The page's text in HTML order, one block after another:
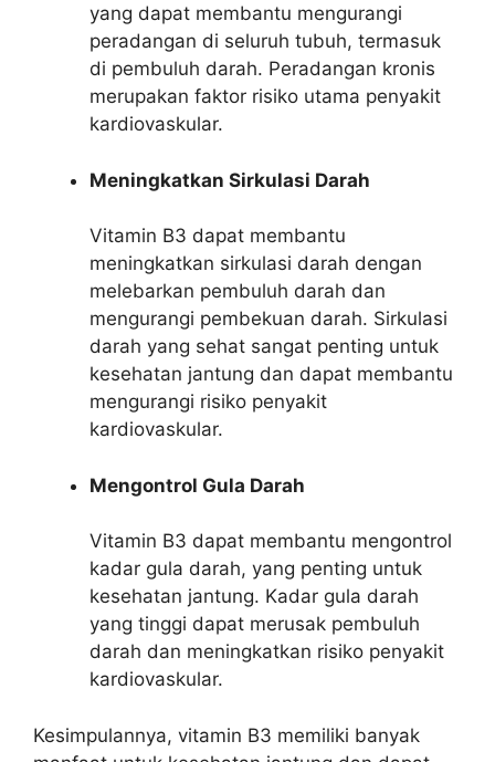
yang dapat membantu mengurangi
peradangan di seluruh tubuh, termasuk
di pembuluh darah. Peradangan kronis
merupakan faktor risiko utama penyakit
kardiovaskular.
Meningkatkan Sirkulasi Darah
Vitamin B3 dapat membantu
meningkatkan sirkulasi darah dengan
melebarkan pembuluh darah dan
mengurangi pembekuan darah. Sirkulasi
darah yang sehat sangat penting untuk
kesehatan jantung dan dapat membantu
mengurangi risiko penyakit
kardiovaskular.
Mengontrol Gula Darah
Vitamin B3 dapat membantu mengontrol
kadar gula darah, yang penting untuk
kesehatan jantung. Kadar gula darah
yang tinggi dapat merusak pembuluh
darah dan meningkatkan risiko penyakit
kardiovaskular.
Kesimpulannya, vitamin B3 memiliki banyak